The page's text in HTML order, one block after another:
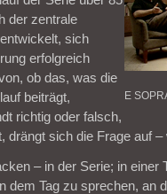
E
der zentrale
sich
erfolgreich
ob das, was die
beiträgt,
richtig oder falsch,
drängt sich die Frage auf
– in der Serie; in einer
dem Tag zu sprechen, an